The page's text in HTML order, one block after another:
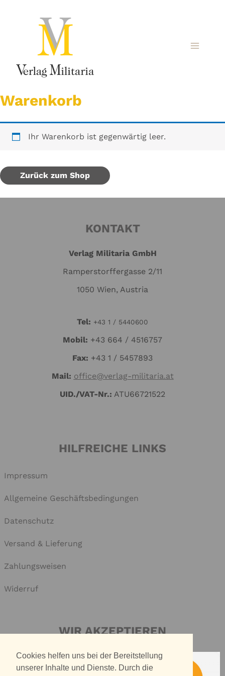
Cookies helfen uns bei der Bereitstellung
unserer Inhalte und Dienste. Durch die
Warenkorb
Ihr Warenkorb ist gegenwärtig leer.
Zurück zum Shop
KONTAKT
Verlag Militaria GmbH
Ramperstorffergasse 2/11
1050 Wien, Austria
Tel: +43 1 / 5440600
Mobil: +43 664 / 4516757
Fax: +43 1 / 5457893
Mail: office@verlag-militaria.at
UID./VAT-Nr.: ATU66721522
HILFREICHE LINKS
Impressum
Allgemeine Geschäftsbedingungen
Datenschutz
Versand & Lieferung
Zahlungsweisen
Widerruf
WIR AKZEPTIEREN